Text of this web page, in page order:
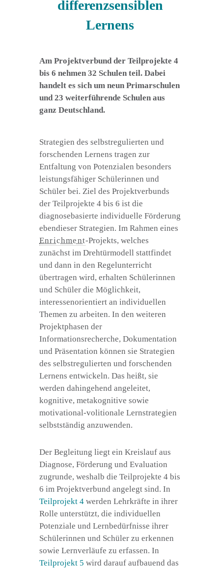
differenzsensiblen
Lernens
Am Projektverbund der Teilprojekte 4
bis 6 nehmen 32 Schulen teil. Dabei
handelt es sich um neun Primarschulen
und 23 weiterführende Schulen aus
ganz Deutschland.
Strategien des selbstregulierten und
forschenden Lernens tragen zur
Entfaltung von Potenzialen besonders
leistungsfähiger Schülerinnen und
Schüler bei. Ziel des Projektverbunds
der Teilprojekte 4 bis 6 ist die
diagnosebasierte individuelle Förderung
ebendieser Strategien. Im Rahmen eines
Enrichment-Projekts, welches
zunächst im Drehtürmodell stattfindet
und dann in den Regelunterricht
übertragen wird, erhalten Schülerinnen
und Schüler die Möglichkeit,
interessenorientiert an individuellen
Themen zu arbeiten. In den weiteren
Projektphasen der
Informationsrecherche, Dokumentation
und Präsentation können sie Strategien
des selbstregulierten und forschenden
Lernens entwickeln. Das heißt, sie
werden dahingehend angeleitet,
kognitive, metakognitive sowie
motivational-volitionale Lernstrategien
selbstständig anzuwenden.
Der Begleitung liegt ein Kreislauf aus
Diagnose, Förderung und Evaluation
zugrunde, weshalb die Teilprojekte 4 bis
6 im Projektverbund angelegt sind. In
Teilprojekt 4 werden Lehrkräfte in ihrer
Rolle unterstützt, die individuellen
Potenziale und Lernbedürfnisse ihrer
Schülerinnen und Schüler zu erkennen
sowie Lernverläufe zu erfassen. In
Teilprojekt 5 wird darauf aufbauend das